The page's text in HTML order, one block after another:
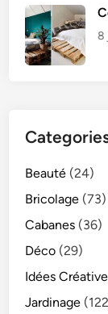
8
Beauté (24)
Bricolage (73)
Cabanes (36)
Déco (29)
Idées
Jardinage